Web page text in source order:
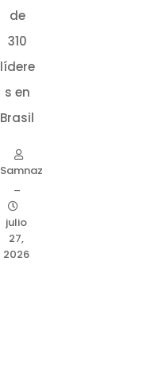
de
310
lídere
s en
Brasil
Samnaz
–
julio
27,
2026